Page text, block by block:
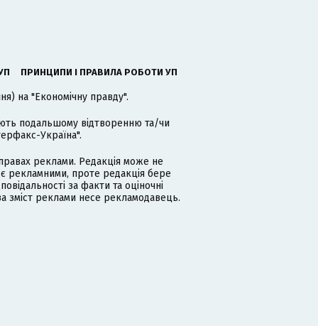
ПРИНЦИПИ І ПРАВИЛА РОБОТИ УП
на "Економічну правду".
подальшому відтворенню та/чи
Україна".
реклами. Редакція може не
рекламними, проте редакція бере
за факти та оціночні
зміст реклами несе рекламодавець.